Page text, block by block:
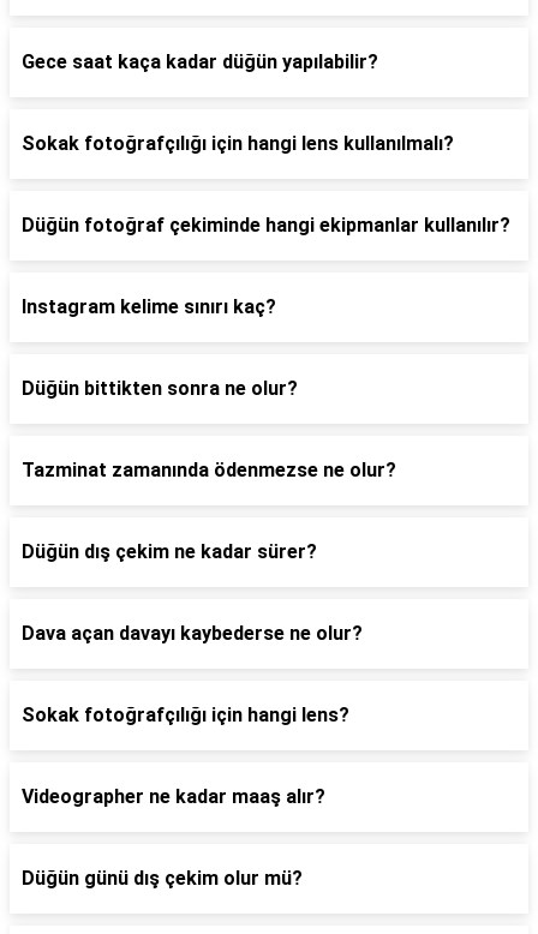
Gece saat kaça kadar düğün yapılabilir?
Sokak fotoğrafçılığı için hangi lens kullanılmalı?
Düğün fotoğraf çekiminde hangi ekipmanlar kullanılır?
Instagram kelime sınırı kaç?
Düğün bittikten sonra ne olur?
Tazminat zamanında ödenmezse ne olur?
Düğün dış çekim ne kadar sürer?
Dava açan davayı kaybederse ne olur?
Sokak fotoğrafçılığı için hangi lens?
Videographer ne kadar maaş alır?
Düğün günü dış çekim olur mü?